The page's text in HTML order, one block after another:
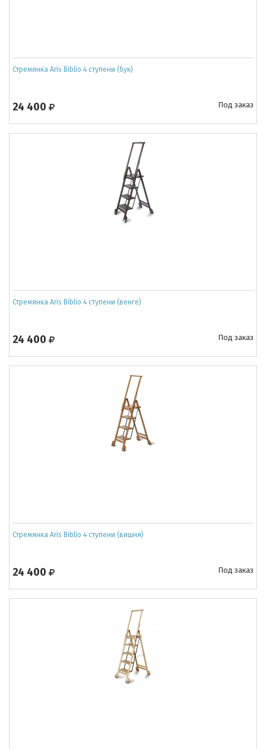
Стремянка Aris Biblio 4 ступени (бук)
24 400 Под заказ
Стремянка Aris Biblio 4 ступени (венге)
24 400 Под заказ
Стремянка Aris Biblio 4 ступени (вишня)
24 400 Под заказ